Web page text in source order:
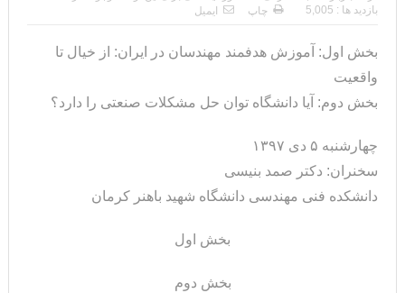
بازدید ها : 5,005
چاپ ایمیل
بخش اول: آموزش هدفمند مهندسان در ایران: از خیال تا
واقعیت
بخش دوم: آیا دانشگاه توان حل مشکلات صنعتی را دارد؟
چهارشنبه ۵ دی ۱۳۹۷
سخنران: دکتر صمد بنیسی
دانشکده فنی مهندسی دانشگاه شهید باهنر کرمان
بخش اول
بخش دوم